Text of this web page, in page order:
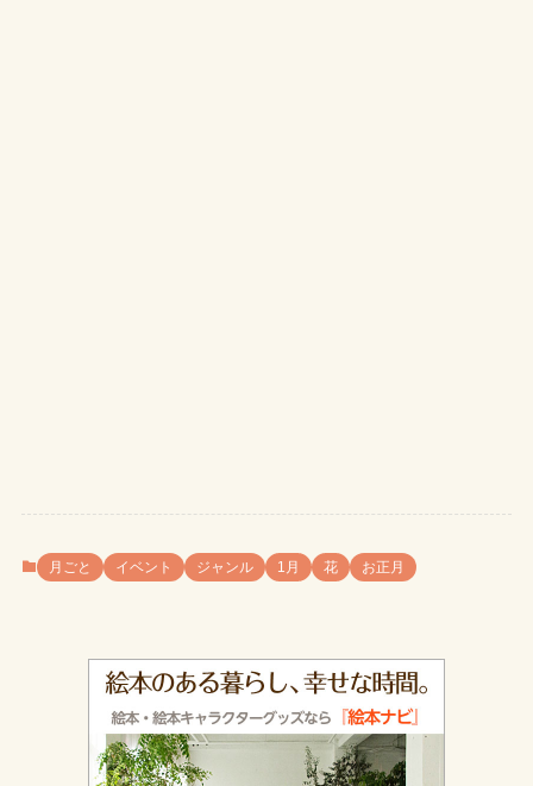
月ごと イベント ジャンル 1月 花 お正月